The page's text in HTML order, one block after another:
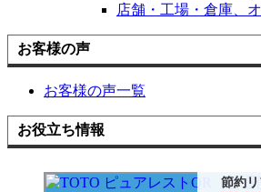
店舗・工場・倉庫、
お客様の声
お客様の声一覧
お役立ち情報
節約